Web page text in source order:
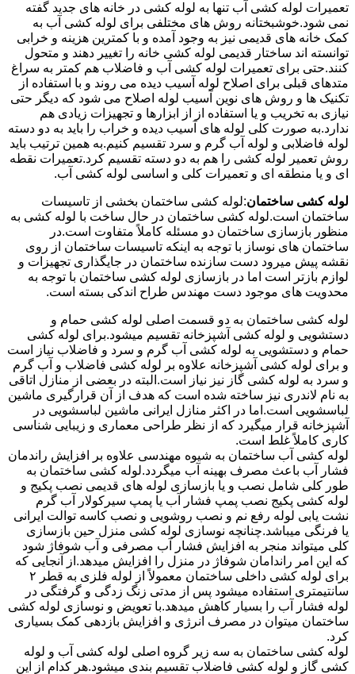
تعمیرات لوله کشی آب تنها به لوله کشی در خانه های جدید گفته
نمی شود.خوشبختانه روش های مختلفی برای لوله کشی آب به
کمک خانه های قدیمی نیز به وجود آمده و با کمترین هزینه و خرابی
توانسته اند ساختار قدیمی لوله کشی خانه را تغییر دهند و متحول
کنند.حتی برای تعمیرات لوله کشی آب و فاضلاب هم کمتر به سراغ
متدهای قبلی برای اصلاح لوله آسیب دیده می روند و با استفاده از
تکنیک ها و روش های نوین آسیب لوله اصلاح می شود که دیگر حتی
نیازی به تخریب و یا استفاده از از ابزارها و تجهیزات زیادی هم
ندارد.به صورت کلی لوله های آسیب دیده و خراب را باید به دو دسته
لوله فاضلابی و لوله آب گرم و سرد تقسیم کنیم.به همین ترتیب باید
روش تعمیر لوله کشی را هم به دو دسته تقسیم کرد.تعمیرات نقطه
ای و یا منطقه ای و تعمیرات کلی و اساسی لوله کشی آب.
لوله کشی ساختمان:لوله کشی ساختمان بخشی از تاسیسات
ساختمان است.لوله کشی ساختمان در حال ساخت با لوله کشی به
منظور بازسازی ساختمان دو مسئله کاملاً متفاوت است.در
ساختمان های نوساز با توجه به اینکه تاسیسات ساختمان از روی
نقشه پیش میرود دست سازنده ساختمان در جایگذاری تجهیزات و
لوازم بازتر است اما در بازسازی لوله کشی ساختمان با توجه به
محدویت های موجود دست مهندس طراح اندکی بسته است.
لوله کشی ساختمان به دو قسمت اصلی لوله کشی حمام و
دستشویی و لوله کشی آشپزخانه تقسیم میشود.برای لوله کشی
حمام و دستشویی به لوله کشی آب گرم و سرد و فاضلاب نیاز است
و برای لوله کشی آشپزخانه علاوه بر لوله کشی فاضلاب و آب گرم
و سرد به لوله کشی گاز نیز نیاز است.البته در بعضی از منازل اتاقی
به نام لاندری نیز ساخته شده است که هدف از آن قرارگیری ماشین
لباسشویی است.اما در اکثر منازل ایرانی ماشین لباسشویی در
آشپزخانه قرار میگیرد که از نظر طراحی معماری و زیبایی شناسی
کاری کاملاً غلط است.
لوله کشی آب ساختمان به شیوه مهندسی علاوه بر افزایش راندمان
فشار آب باعث مصرف بهینه آب میگردد.لوله کشی ساختمان به
طور کلی شامل نصب و یا بازسازی لوله های قدیمی نصب پکیج و
لوله کشی پکیج نصب پمپ فشار آب یا پمپ سیرکولار آب گرم
نشت یابی لوله رفع نم و نصب روشویی و نصب کاسه توالت ایرانی
یا فرنگی میباشد.چنانچه نوسازی لوله کشی منزل حین بازسازی
کلی میتواند منجر به افزایش فشار آب مصرفی و آب شوفاژ شود
که این امر راندامان شوفاژ در منزل را افزایش میدهد.از آنجایی که
برای لوله کشی داخلی ساختمان معمولاً از لوله فلزی به قطر ۲
سانتیمتری استفاده میشود پس از مدتی زنگ زدگی و گرفتگی در
لوله فشار آب را بسیار کاهش میدهد.با تعویض و نوسازی لوله کشی
ساختمان میتوان در مصرف انرژی و افزایش بازدهی کمک بسیاری
کرد.
لوله کشی ساختمان به سه زیر گروه اصلی لوله کشی آب و لوله
کشی گاز و لوله کشی فاضلاب تقسیم بندی میشود.هر کدام از این